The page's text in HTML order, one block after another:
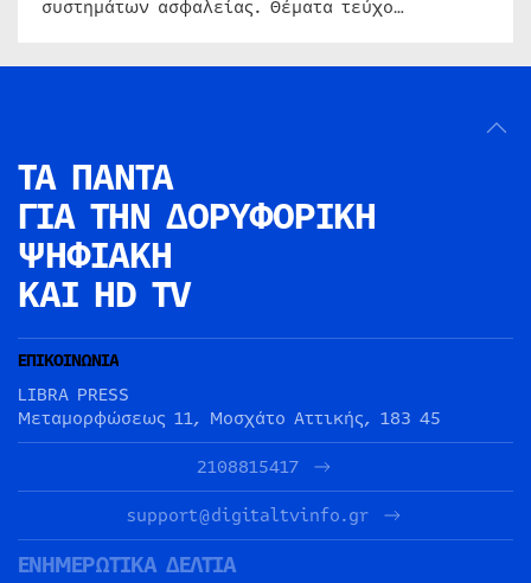
συστημάτων ασφαλείας. Θέματα τεύχο…
ΤΑ ΠΑΝΤΑ
ΓΙΑ ΤΗΝ ΔΟΡΥΦΟΡΙΚΗ
ΨΗΦΙΑΚΗ
ΚΑΙ HD TV
ΕΠΙΚΟΙΝΩΝΙΑ
LIBRA PRESS
Μεταμορφώσεως 11, Μοσχάτο Αττικής, 183 45
2108815417
support@digitaltvinfo.gr
ΕΝΗΜΕΡΩΤΙΚΑ ΔΕΛΤΙΑ